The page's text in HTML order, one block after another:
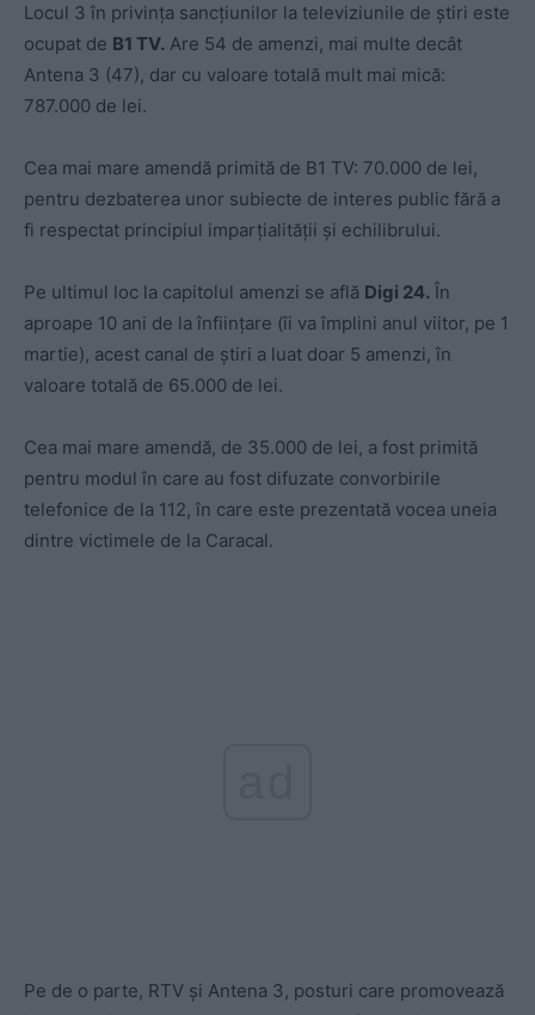
Locul 3 în privința sancțiunilor la televiziunile de știri este
ocupat de B1 TV. Are 54 de amenzi, mai multe decât
Antena 3 (47), dar cu valoare totală mult mai mică:
787.000 de lei.
Cea mai mare amendă primită de B1 TV: 70.000 de lei,
pentru dezbaterea unor subiecte de interes public fără a
fi respectat principiul imparțialității și echilibrului.
Pe ultimul loc la capitolul amenzi se află Digi 24. În
aproape 10 ani de la înființare (îi va împlini anul viitor, pe 1
martie), acest canal de știri a luat doar 5 amenzi, în
valoare totală de 65.000 de lei.
Cea mai mare amendă, de 35.000 de lei, a fost primită
pentru modul în care au fost difuzate convorbirile
telefonice de la 112, în care este prezentată vocea uneia
dintre victimele de la Caracal.
Pe de o parte, RTV și Antena 3, posturi care promovează